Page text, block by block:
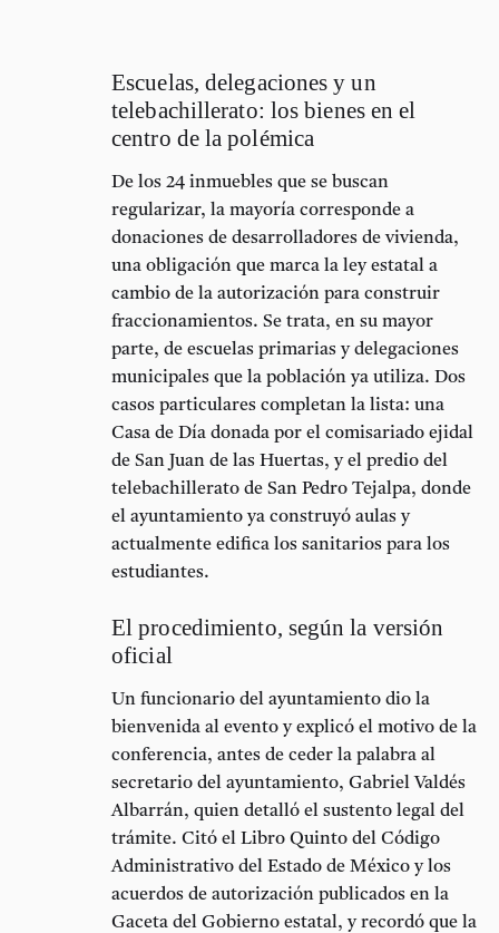
Escuelas, delegaciones y un
telebachillerato: los bienes en el
centro de la polémica
De los 24 inmuebles que se buscan
regularizar, la mayoría corresponde a
donaciones de desarrolladores de vivienda,
una obligación que marca la ley estatal a
cambio de la autorización para construir
fraccionamientos. Se trata, en su mayor
parte, de escuelas primarias y delegaciones
municipales que la población ya utiliza. Dos
casos particulares completan la lista: una
Casa de Día donada por el comisariado ejidal
de San Juan de las Huertas, y el predio del
telebachillerato de San Pedro Tejalpa, donde
el ayuntamiento ya construyó aulas y
actualmente edifica los sanitarios para los
estudiantes.
El procedimiento, según la versión
oficial
Un funcionario del ayuntamiento dio la
bienvenida al evento y explicó el motivo de la
conferencia, antes de ceder la palabra al
secretario del ayuntamiento, Gabriel Valdés
Albarrán, quien detalló el sustento legal del
trámite. Citó el Libro Quinto del Código
Administrativo del Estado de Méxicoy los
acuerdos de autorización publicados en la
Gaceta del Gobierno estatal, y recordó que la